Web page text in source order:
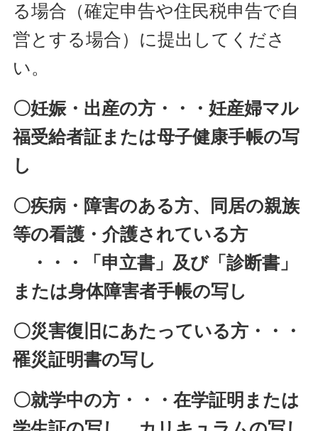
る場合（確定申告や住民税申告で自
営とする場合）に提出してくださ
い。
〇妊娠・出産の方・・・妊産婦マル
福受給者証または母子健康手帳の写
し
〇疾病・障害のある方、同居の親族
等の看護・介護されている方
・・・「申立書」及び「診断書」
または身体障害者手帳の写し
〇災害復旧にあたっている方・・・
罹災証明書の写し
〇就学中の方・・・在学証明または